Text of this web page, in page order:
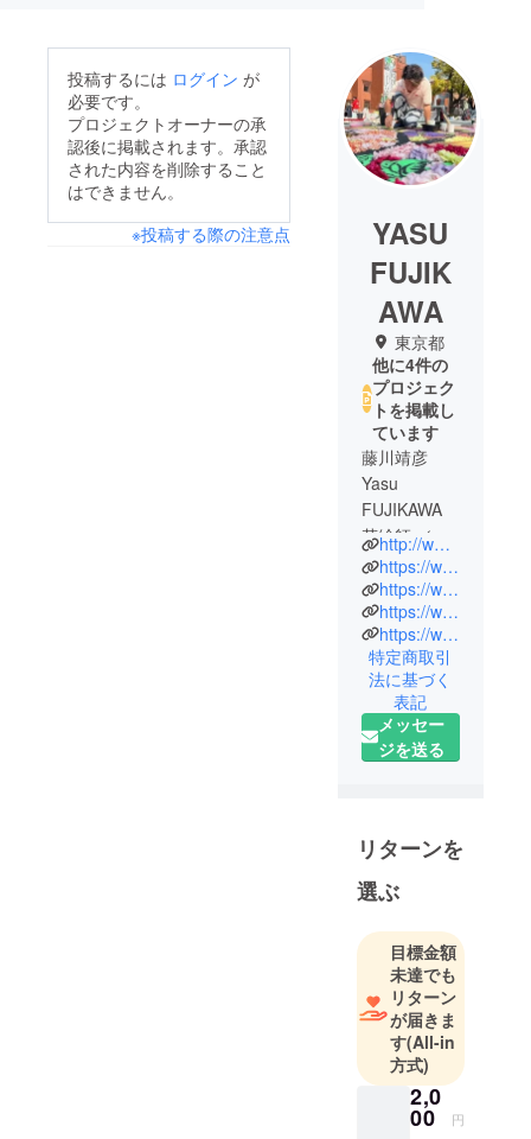
投稿するには ログイン が
必要です。
プロジェクトオーナーの承
認後に掲載されます。承認
された内容を削除すること
はできません。
※投稿する際の注意点
YASU
FUJIK
AWA
東京都
他に4件の
プロジェク
トを掲載し
ています
藤川靖彦
Yasu
FUJIKAWA
花絵師 ／
Flowerscape
Artist
一般社団法
人花絵文化
協会 代表理
事
1961 年東京
学部演劇学
限りある命
＝Ephemeral
をテーマ
に、国内外
において花
やキャンド
ル等を使っ
たエフェメ
ラル・アー
http://www.hanae.or.jp/wordpress/
https://www.tokyo-infiorata.com/
https://www.youtube.com/channel/UCo4O_cTXMzUAXH_0C4ATPYQ
https://www.facebook.com/flowersyell2011/
https://www.facebook.com/HANAEJAPAN2017/
特定商取引
法に基づく
表記
メッセー
ジを送る
リターンを
選ぶ
目標金額
未達でも
リターン
が届きま
す(All-in
方式)
2,0
00 円